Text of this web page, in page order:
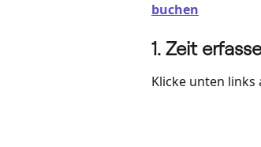
buchen
1. Zeit
Klicke unten links